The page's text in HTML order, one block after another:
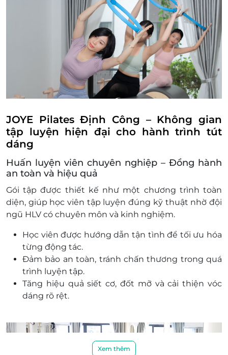
JOYE Pilates Định Công – Không gian
tập luyện hiện đại cho hành trình tút
dáng
Huấn luyện viên chuyên nghiệp – Đồng hành
an toàn và hiệu quả
Gói tập được thiết kế như một chương trình toàn
diện, giúp học viên tập luyện đúng kỹ thuật nhờ đội
ngũ HLV có chuyên môn và kinh nghiệm.
Học viên được hướng dẫn tận tình để tối ưu hóa
từng động tác.
Đảm bảo an toàn, tránh chấn thương trong quá
trình luyện tập.
Tăng hiệu quả siết cơ, đốt mỡ và cải thiện vóc
dáng rõ rệt.
Xem thêm